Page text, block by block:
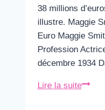
38 millions
illustre. Maggie
Euro Maggie
Profession
décembre 1934
Lire la suiteMaggie